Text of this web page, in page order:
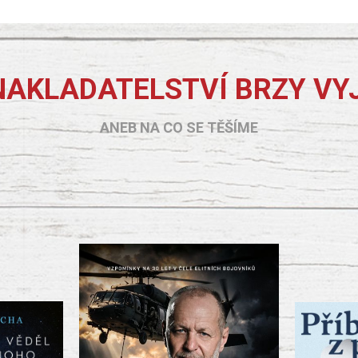
BRZY
ANEB NA CO SE TĚŠÍME